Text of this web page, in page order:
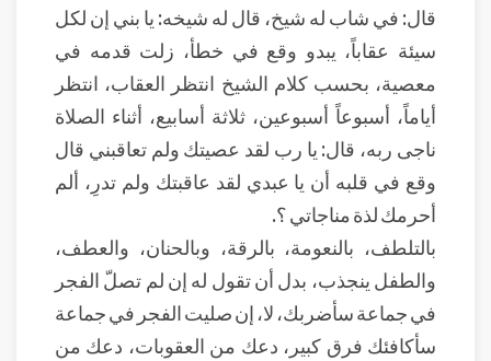
قال: في شاب له شيخ، قال له شيخه: يا بني إن لكل
سيئة عقاباً، يبدو وقع في خطأ، زلت قدمه في
معصية، بحسب كلام الشيخ انتظر العقاب، انتظر
أياماً، أسبوعاً أسبوعين، ثلاثة أسابيع، أثناء الصلاة
ناجى ربه، قال: يا رب لقد عصيتك ولم تعاقبني قال
وقع في قلبه أن يا عبدي لقد عاقبتك ولم تدرِ، ألم
أحرمك لذة مناجاتي ؟.
بالتلطف، بالنعومة، بالرقة، وبالحنان، والعطف،
والطفل ينجذب، بدل أن تقول له إن لم تصلّ الفجر
في جماعة سأضربك، لا، إن صليت الفجر في جماعة
سأكافئك فرق كبير، دعك من العقوبات، دعك من